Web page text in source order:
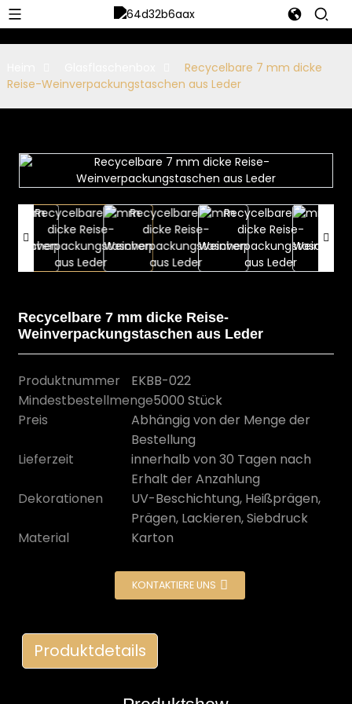
Recycelbare 7 mm dicke
Reise-Weinverpackungstaschen aus Leder
Recycelbare 7 mm dicke Reise-
Weinverpackungstaschen aus Leder
Produktnummer
EKBB-022
Mindestbestellmenge5000 Stück
Preis
Abhängig von der Menge der
Bestellung
Lieferzeit
innerhalb von 30 Tagen nach
Erhalt der Anzahlung
Dekorationen
UV-Beschichtung, Heißprägen,
Prägen, Lackieren, Siebdruck
Material
Karton
KONTAKTIERE UNS
Produktdetails